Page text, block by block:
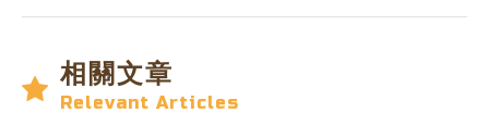
相關文章
Relevant Articles